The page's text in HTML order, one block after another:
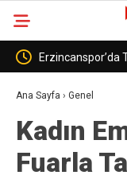
Oy Birliğiyle AŞ
Ana Sayfa › Genel
Kadın
Fuarla